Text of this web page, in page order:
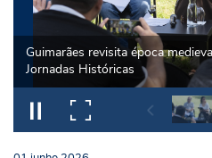
Guimarães revisita época
Jornadas Históricas